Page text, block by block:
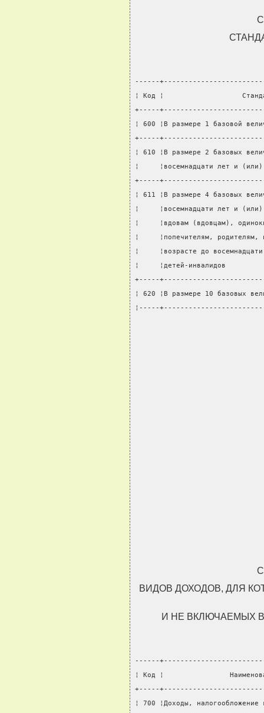
------
¦ Код ¦
+-----
¦ 600 ¦В размере 1
+-----
¦ 610 ¦В размере 2 базовых
¦     ¦восемнадцати лет и
+-----
¦ 611 ¦В размере 4 базовых
¦     ¦восемнадцати лет и (или)
¦     ¦вдовам (вдовцам),
¦     ¦попечителям,
¦     ¦возрасте до
¦     ¦детей-
+-----
¦ 620 ¦В размере 10
¦-----
ВИДОВ ДОХОДОВ, ДЛЯ
И НЕ ВКЛЮЧАЕМЫХ
------
¦ Код ¦
+-----
¦ 700 ¦Доходы,